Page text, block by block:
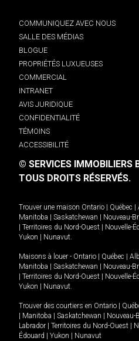
COMMUNIQUEZ AVEC NOUS
SALLE DES MÉDIAS
BLOGUE
PROPRIÉTÉS LUXUEUSES
COMMERCIAL
INTRANET
AVIS JURIDIQUE
CONFIDENTIALITÉ
TÉMOINS
ACCESSIBILITÉ
© SERVICES IMMOBILIERS
TOUS DROITS RÉSERVÉS.
Trouver une maison Ontario Québec
Manitoba
Saskatchewan Nouveau-
Territoires du Nord-Ouest Nouvelle-
Yukon
Nunavut.
Maisons à louer - Ontario Québec
Manitoba
Saskatchewan Nouveau-
Territoires du Nord-Ouest Nouvelle-
Yukon
Nunavut.
Trouver des courtiers en Ontario
Manitoba Saskatchewan
Labrador
Territoires du Nord-Ouest
Édouard
Yukon Nunavut